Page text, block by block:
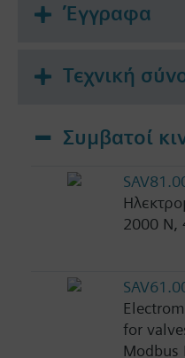
Έγγραφα
Τεχνική
Συμβατοί
2000 N,
for
Modbus